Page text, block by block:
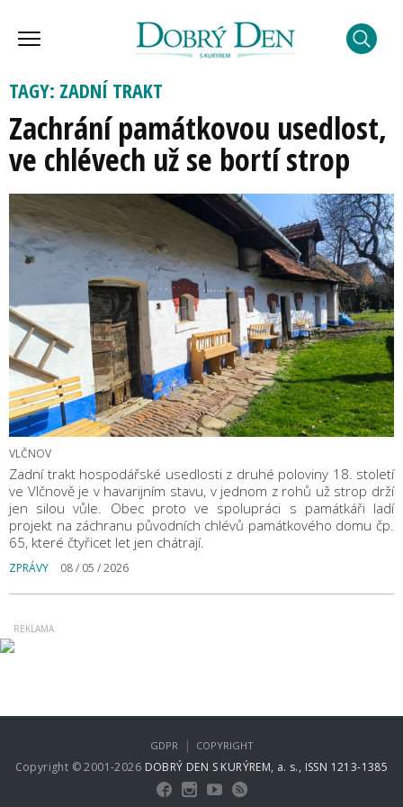
TAGY: ZADNÍ TRAKT
Zachrání památkovou usedlost,
ve chlévech už se bortí strop
VLČNOV
Zadní trakt hospodářské usedlosti z druhé poloviny 18. století
ve Vlčnově je v havarijním stavu, v jednom z rohů už strop drží
jen silou vůle. Obec proto ve spolupráci s památkáři ladí
projekt na záchranu původních chlévů památkového domu čp.
65, které čtyřicet let jen chátrají.
ZPRÁVY 08 / 05 / 2026
Copyright © 2001-2026 DOBRÝ DEN S KURÝREM, a. s., ISSN 1213-1385
GDPR | COPYRIGHT